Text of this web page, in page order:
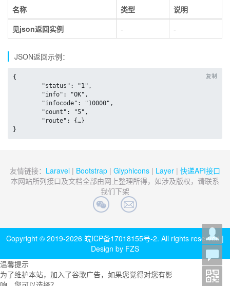
名称 类型
说明
见json返回实例
- -
JSON返回示例：
复制
{
}
友情链接： Laravel | Bootstrap | Glyphicons | Layer | 快递API接口
本网站所列接口及文档全部由网上整理所得，如涉及版权，请联系
我们下架
Copyright © 2019-2026 皖ICP备17018155号-2. All rights reserved |
Design by FZS
温馨提示
为了维护本站，加入了谷歌广告，如果您觉得对您有影